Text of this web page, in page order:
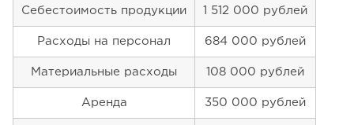
Себестоимость продукции 1 512 000 рублей
Расходы на персонал 684 000 рублей
Материальные расходы 108 000 рублей
Аренда 350 000 рублей